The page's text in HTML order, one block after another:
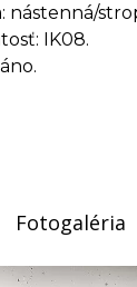
nástenná/
IK08.
Fotogaléria